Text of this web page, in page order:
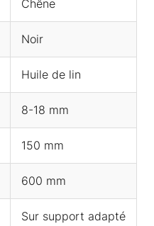
Chêne
Noir
Huile de lin
8-18 mm
150 mm
600 mm
Sur support adapté